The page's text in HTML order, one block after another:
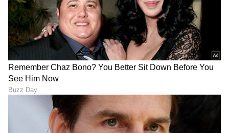
ಲೇಖನಗಳನ್ನು ಬರೆದಿದ್ದೇನೆ.ಪ್ರಸ್ತುತ ಸುವರ್ಣ ಡಿಜಿಟಲ್‌ ತಂಡದ
ಭಾಗವಾಗಿ ವೃತ್ತಿ ಜೀವನ ಮುಂದುವರಿಸುತ್ತಿದ್ದೇನೆ.